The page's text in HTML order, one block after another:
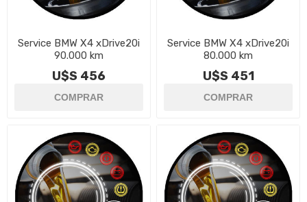
Service BMW X4 xDrive20i
90.000 km
U$S 456
Service BMW X4 xDrive20i
80.000 km
U$S 451